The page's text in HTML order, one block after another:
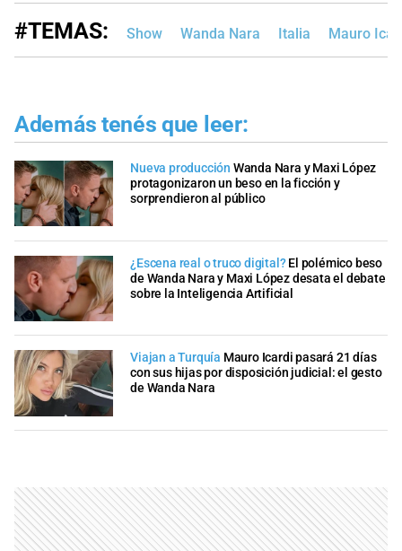
#TEMAS: Show Wanda Nara Italia Mauro
Además tenés que leer:
Nueva producción Wanda Nara y Maxi López
protagonizaron un beso en la ficción y
sorprendieron al público
¿Escena real o truco digital?El polémico beso
de Wanda Nara y Maxi López desata el debate
sobre la Inteligencia Artificial
Viajan a Turquía Mauro Icardi pasará 21 días
con sus hijas por disposición judicial: el gesto
de Wanda Nara